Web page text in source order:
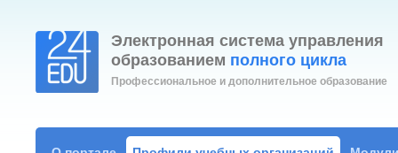
Электронная система управления
образованием полного цикла
Профессиональное и дополнительное образование